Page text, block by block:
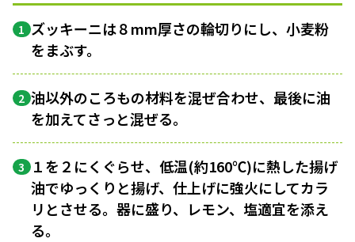
1 ズッキーニは８mm厚さの輪切りにし、小麦粉
をまぶす。
2 油以外のころもの材料を混ぜ合わせ、最後に油
を加えてさっと混ぜる。
3 １を２にくぐらせ、低温(約160℃)に熱した揚げ
油でゆっくりと揚げ、仕上げに強火にしてカラ
リとさせる。器に盛り、レモン、塩適宜を添え
る。